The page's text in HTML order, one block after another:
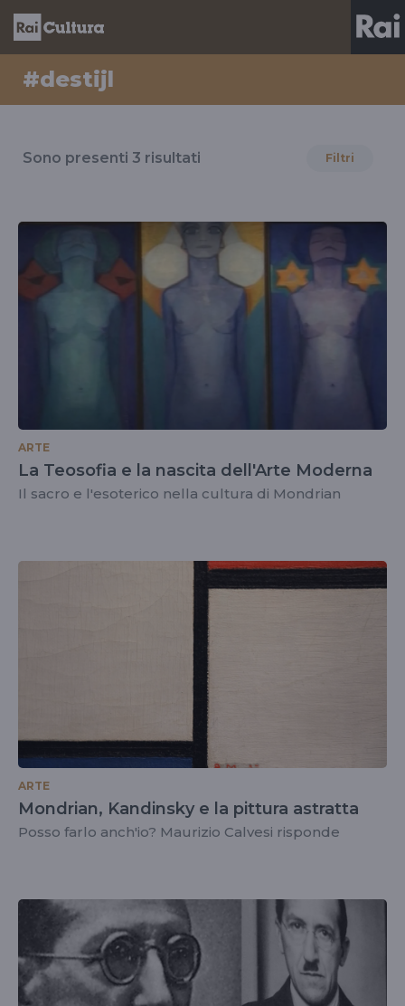
#destijl
il
#destijl
Sono presenti 3 risultati Filtri
ARTE
La Teosofia e la nascita dell'Arte Moderna
Il sacro e l'esoterico nella cultura di Mondrian
ARTE
Mondrian, Kandinsky e la pittura astratta
Posso farlo anch'io? Maurizio Calvesi risponde